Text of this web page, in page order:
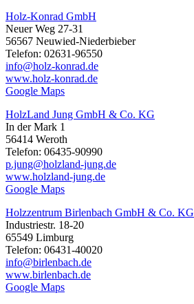
Holz-Konrad GmbH
Neuer Weg 27-31
56567 Neuwied-Niederbieber
Telefon: 02631-96550
info@holz-konrad.de
www.holz-konrad.de
Google Maps
HolzLand Jung GmbH & Co. KG
In der Mark 1
56414 Weroth
Telefon: 06435-90990
p.jung@holzland-jung.de
www.holzland-jung.de
Google Maps
Holzzentrum Birlenbach GmbH & Co. KG
Industriestr. 18-20
65549 Limburg
Telefon: 06431-40020
info@birlenbach.de
www.birlenbach.de
Google Maps